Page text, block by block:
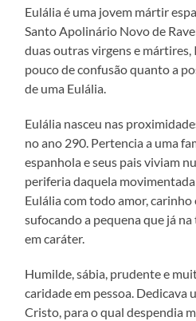
Eulália é uma jovem mártir
Santo Apolinário Novo de
duas outras virgens e mártires,
pouco de confusão quanto a
de uma Eulália.
Eulália nasceu nas
no ano 290. Pertencia a uma
espanhola e seus pais viviam
periferia daquela
Eulália com todo amor, carinho
sufocando a pequena que já
em caráter.
Humilde, sábia, prudente e
caridade em pessoa. Dedicava
Cristo, para o qual despendia